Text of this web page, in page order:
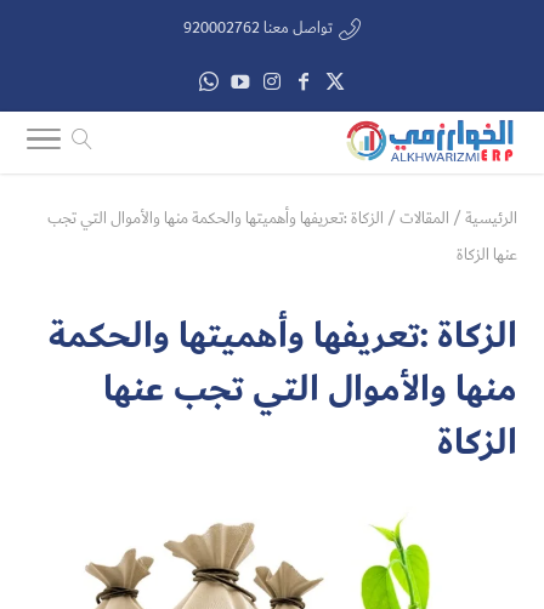
تواصل معنا 920002762
الرئيسية/ المقالات/ الزكاة :تعريفها وأهميتها والحكمة منها والأموال التي تجب
عنها الزكاة
الزكاة :تعريفها وأهميتها والحكمة
منها والأموال التي تجب عنها
الزكاة